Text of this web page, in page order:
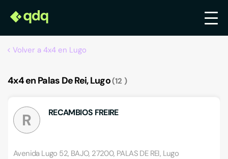
Volver a 4x4 en Lugo
4x4 en Palas De Rei, Lugo 12
R RECAMBIOS FREIRE
Avenida Lugo 52, BAJO, 27200, PALAS DE REI, Lugo